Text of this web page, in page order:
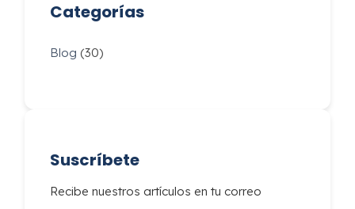
Categorías
Blog (30)
Suscríbete
Recibe nuestros artículos en tu correo